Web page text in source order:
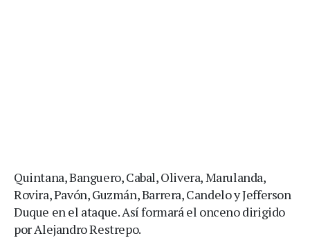
Quintana, Banguero, Cabal, Olivera, Marulanda,
Rovira, Pavón, Guzmán, Barrera, Candelo y Jefferson
Duque en el ataque. Así formará el onceno dirigido
por Alejandro Restrepo.